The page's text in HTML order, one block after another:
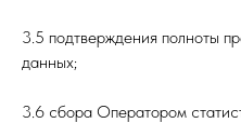
3.5 подтверждения полноты
данных;
3.6 сбора Оператором